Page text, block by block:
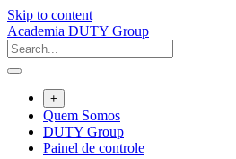
Skip to content
Academia DUTY Group
+
Quem Somos
DUTY Group
Painel de controle